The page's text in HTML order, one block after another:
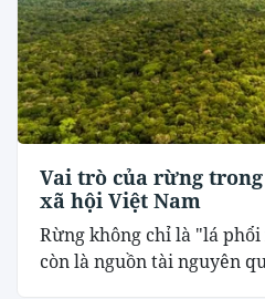
Vai trò của rừng
xã hội Việt Nam
Rừng không chỉ là "lá
còn là nguồn tài nguyên